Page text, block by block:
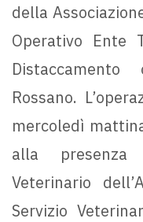
della
Operativo Ente
Rossano.
mercoledì
alla presenza
Veterinario
Servizio